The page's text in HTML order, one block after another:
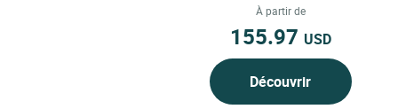
À partir de
155.97 USD
Découvrir